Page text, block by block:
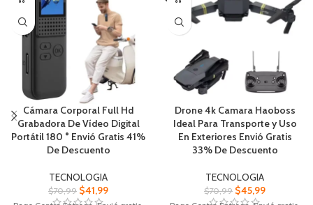
Cámara Corporal Full Hd
Grabadora De Vídeo Digital
Portátil 180 ° Envió Gratis 41%
De Descuento
TECNOLOGIA
$70,99 $41,99
Drone 4k Camara Haoboss
Ideal Para Transporte y Uso
En Exteriores Envió Gratis
33% De Descuento
TECNOLOGIA
$70,99 $45,99